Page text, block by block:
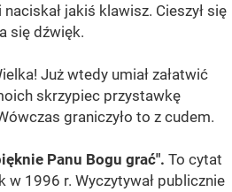
jakiś klawisz. Cieszył się
się dźwięk.
Już wtedy umiał załatwić
skrzypiec przystawkę
graniczyło to z cudem.
Panu Bogu grać". To cytat
w 1996 r. Wyczytywał publicznie